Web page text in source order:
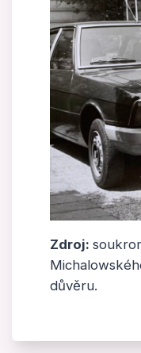
Zdroj:
důvěru.